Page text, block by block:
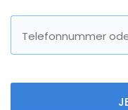
Telefonnummer